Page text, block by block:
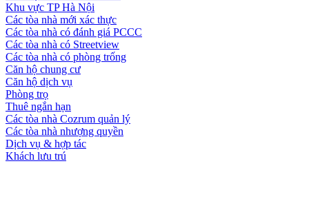
Khu vực TP Hà Nội
Các tòa nhà mới xác thực
Các tòa nhà có đánh giá PCCC
Các tòa nhà có Streetview
Các tòa nhà có phòng trống
Căn hộ chung cư
Căn hộ dịch vụ
Phòng trọ
Thuê ngắn hạn
Các tòa nhà Cozrum quản lý
Các tòa nhà nhượng quyền
Dịch vụ & hợp tác
Khách lưu trú